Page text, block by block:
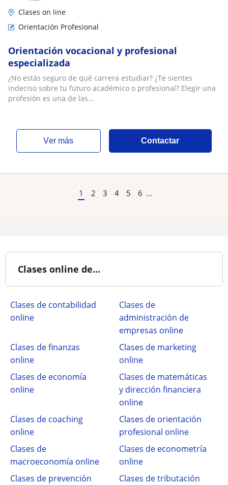
Clases on line
Orientación Profesional
Orientación vocacional y profesional
especializada
¿No estás seguro de qué carrera estudiar? ¿Te sientes
indeciso sobre tu futuro académico o profesional? Elegir una
profesión es una de las...
ver más Contactar
1 2 3 4 5 6 ...
Clases online de...
Clases de contabilidad
online
Clases de
administración de
empresas online
Clases de finanzas
online
Clases de marketing
online
Clases de economía
online
Clases de matemáticas
y dirección financiera
online
Clases de coaching
online
Clases de orientación
profesional online
Clases de
macroeconomía online
Clases de econometría
online
Clases de prevención
Clases de tributación